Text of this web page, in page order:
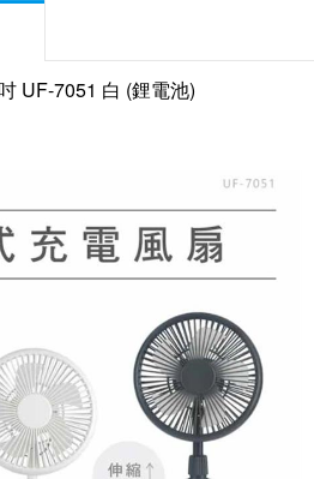
UF-7051 白 (鋰電池)